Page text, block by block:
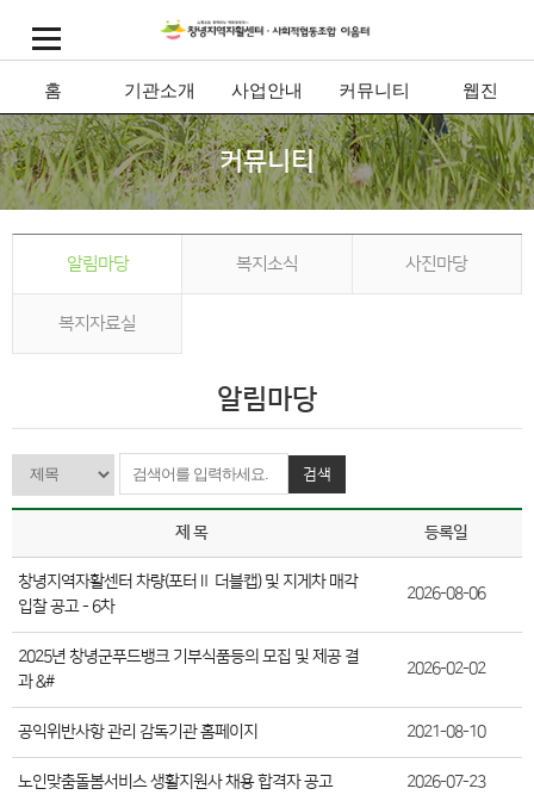
홈 기관소개 사업안내 커뮤니티 웹진
커뮤니티
알림마당 복지소식 사진마당
복지자료실
알림마당
검색
제 목 등록일
창녕지역자활센터 차량(포터Ⅱ 더블캡) 및 지게차 매각
입찰 공고 - 6차
2026-08-06
2025년 창녕군푸드뱅크 기부식품등의 모집 및 제공 결
과 &#
2026-02-02
공익위반사항 관리 감독기관 홈페이지 2021-08-10
노인맞춤돌봄서비스 생활지원사 채용 합격자 공고 2026-07-23